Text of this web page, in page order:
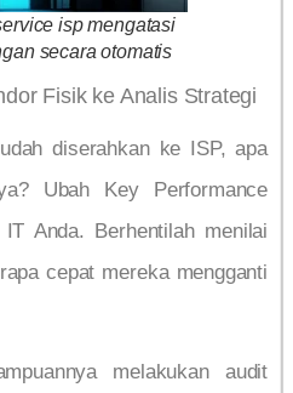
isp mengatasi
secara otomatis
Fisik ke Analis Strategi
diserahkan ke ISP, apa
Ubah Key Performance
Anda. Berhentilah menilai
cepat mereka mengganti
melakukan audit